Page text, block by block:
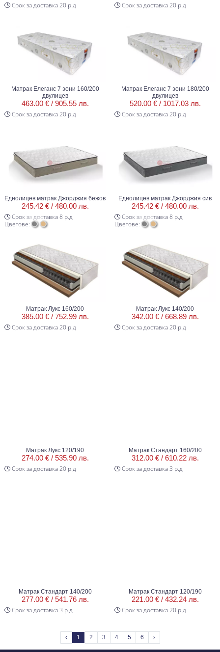
Срок за доставка 20 р.д
Срок за доставка 20 р.д
Матрак Елеганс 7 зони 160/200
двулицев
463.00 € / 905.55 лв.
Срок за доставка 20 р.д
Матрак Елеганс 7 зони 180/200
двулицев
520.00 € / 1017.03 лв.
Срок за доставка 20 р.д
Еднолицев матрак Джорджия бежов
245.42 € / 480.00 лв.
Срок за доставка 8 р.д
Цветове:
Еднолицев матрак Джорджия сив
245.42 € / 480.00 лв.
Срок за доставка 8 р.д
Цветове:
Матрак Лукс 160/200
385.00 € / 752.99 лв.
Срок за доставка 20 р.д
Матрак Лукс 140/200
342.00 € / 668.89 лв.
Срок за доставка 20 р.д
Матрак Лукс 120/190
274.00 € / 535.90 лв.
Срок за доставка 20 р.д
Матрак Стандарт 160/200
312.00 € / 610.22 лв.
Срок за доставка 3 р.д
Матрак Стандарт 140/200
277.00 € / 541.76 лв.
Срок за доставка 3 р.д
Матрак Стандарт 120/190
221.00 € / 432.24 лв.
Срок за доставка 20 р.д
‹ 1 2 3 4 5 6 ›